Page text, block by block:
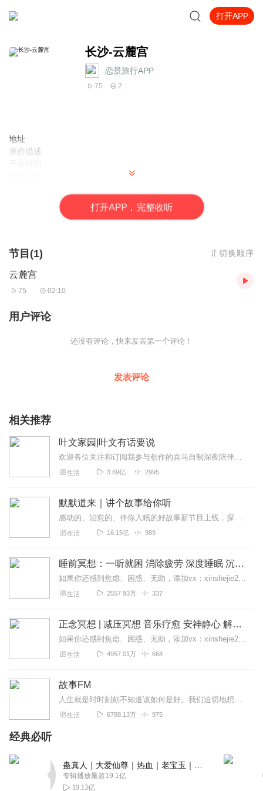
打开APP
长沙-云麓宫
恋景旅行APP
75 2
地址
票价描述
打开APP，完整收听
节目(1) 切换顺序
云麓宫
75 02:10
用户评论
还没有评论，快来发表第一个评论！
发表评论
相关推荐
叶文家园|叶文有话要说
欢迎各位关注和订阅我参与创作的喜马自制深夜陪伴谈话栏目《听你说·百态人声》【听你说·百态人声】每晚直播连线真实人间故事|叶文现场互动中|人间冷暖，抱团取暖每周...
生活 3.69亿 2995
默默道来｜讲个故事给你听
感动的、治愈的、伴你入眠的好故事新节目上线，探索现实世界的无尽魅力，追求对生活的真实记录《听见人间真相》（点击名称，直达专辑）网易人间故事集持续更新中，邀您关注...
生活 16.15亿 989
睡前冥想：一听就困 消除疲劳 深度睡眠 沉浸体验
如果你还感到焦虑、困惑、无助，添加vx：xinshejie2018、vx公众号：宣萱心伴，与主播宣萱开启心灵交流之旅，共建温暖的精神家园！如果你喜欢我的内容，请...
生活 2557.93万 337
正念冥想 | 减压冥想 音乐疗愈 安神静心 解郁降噪
如果你还感到焦虑、困惑、无助，添加vx：xinshejie2018、vx公众号：宣萱心伴，与主播宣萱开启心灵交流之旅，共建温暖的精神家园！如果你喜欢我的内容，请...
生活 4957.01万 668
故事FM
人生就是时时刻刻不知道该如何是好。我们迫切地想知道怎么解决问题，也同样挣扎着寻求理解和安慰。这样的你，并不孤独。重获新生的抑郁症病人；用一辈子摆脱原生家庭阴影的...
生活 6788.13万 975
经典必听
专辑播放量超19.1亿
19.13亿